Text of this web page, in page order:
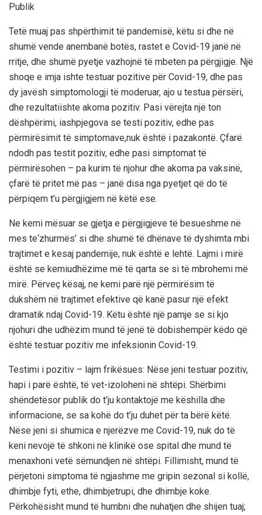
Publik
Tetë muaj pas shpërthimit të pandemisë, këtu si dhe në
shumë vende anembanë botës, rastet e Covid-19 janë në
rritje, dhe shumë pyetje vazhojnë të mbeten pa përgjigje. Një
shoqe e imja ishte testuar pozitive për Covid-19, dhe pas
dy javësh simptomologji të moderuar, ajo u testua përsëri,
dhe rezultatiishte akoma pozitiv. Pasi vërejta një ton
dëshpërimi, iashpjegova se testi pozitiv, edhe pas
përmirësimit të simptomave,nuk është i pazakontë. Çfarë
ndodh pas testit pozitiv, edhe pasi simptomat të
përmirësohen – pa kurim të njohur dhe akoma pa vaksinë,
çfarë të pritet më pas – janë disa nga pyetjet që do të
përpiqem t’u përgjigjem në këtë ese.
Ne kemi mësuar se gjetja e përgjigjeve të besueshme në
mes te‘zhurmës’ si dhe shumë të dhënave të dyshimta mbi
trajtimet e kesaj pandemije, nuk është e lehtë. Lajmi i mirë
është se kemiudhëzime më të qarta se si të mbrohemi më
mirë. Përveç kësaj, ne kemi parë një përmirësim të
dukshëm në trajtimet efektive që kanë pasur një efekt
dramatik ndaj Covid-19. Këtu është një pamje se si kjo
njohuri dhe udhëzim mund të jenë të dobishempër këdo që
është testuar pozitiv me infeksionin Covid-19.
Testimi i pozitiv – lajm frikësues: Nëse jeni testuar pozitiv,
hapi i parë është, të vet-izoloheni në shtëpi. Shërbimi
shëndetësor publik do t’ju kontaktojë me këshilla dhe
informacione, se sa kohë do t’ju duhet për ta bërë këtë.
Nëse jeni si shumica e njerëzve me Covid-19, nuk do të
keni nevojë të shkoni në klinikë ose spital dhe mund të
menaxhoni vetë sëmundjen në shtëpi. Fillimisht, mund të
përjetoni simptoma të ngjashme me gripin sezonal si kollë,
dhimbje fyti, ethe, dhimbjetrupi, dhe dhimbje koke.
Përkohësisht mund të humbni dhe nuhatjen dhe shijen tuaj;